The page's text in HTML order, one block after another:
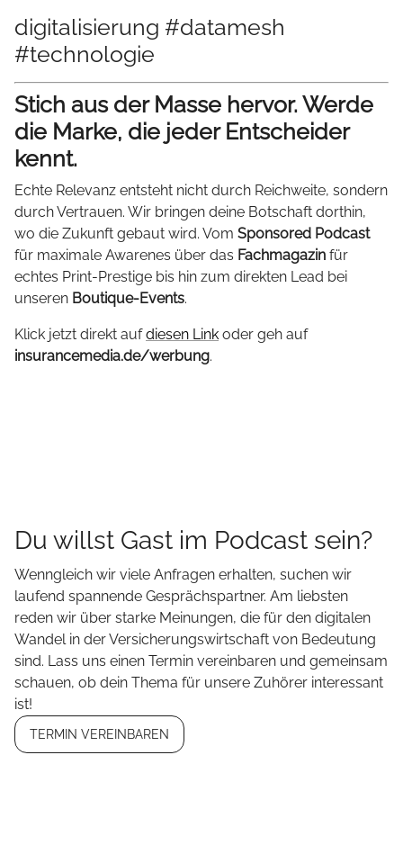
digitalisierung #datamesh
#technologie
Stich aus der Masse hervor. Werde
die Marke, die jeder Entscheider
kennt.
Echte Relevanz entsteht nicht durch Reichweite, sondern
durch Vertrauen. Wir bringen deine Botschaft dorthin,
wo die Zukunft gebaut wird. Vom Sponsored Podcast
für maximale Awarenes über das Fachmagazin für
echtes Print-Prestige bis hin zum direkten Lead bei
unseren Boutique-Events.
Klick jetzt direkt aufdiesen Link oder geh auf
insurancemedia.de/werbung.
Du willst Gast im Podcast sein?
Wenngleich wir viele Anfragen erhalten, suchen wir
laufend spannende Gesprächspartner. Am liebsten
reden wir über starke Meinungen, die für den digitalen
Wandel in der Versicherungswirtschaft von Bedeutung
sind. Lass uns einen Termin vereinbaren und gemeinsam
schauen, ob dein Thema für unsere Zuhörer interessant
ist!
TERMIN VEREINBAREN